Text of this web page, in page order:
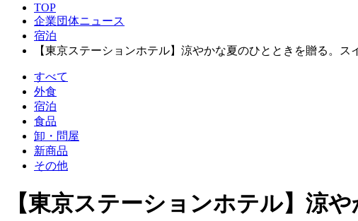
TOP
企業団体ニュース
宿泊
【東京ステーションホテル】涼やかな夏のひとときを贈る。
すべて
外食
宿泊
食品
卸・問屋
新商品
その他
【東京ステーションホテル】涼